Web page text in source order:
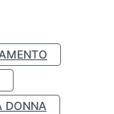
DONNA